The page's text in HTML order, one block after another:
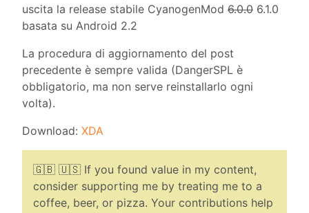
uscita la release stabile CyanogenMod 6.0.0 6.1.0
basata su Android 2.2
La procedura di aggiornamento del post
precedente è sempre valida (DangerSPL è
obbligatorio, ma non serve reinstallarlo ogni
volta).
Download: XDA
🇬🇧 🇺🇸 If you found value in my content,
consider supporting me by treating me to a
coffee, beer, or pizza. Your contributions help